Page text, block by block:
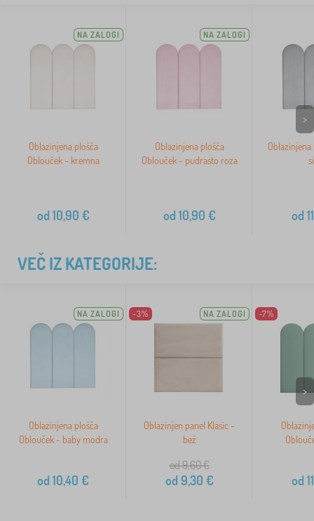
NA ZALOGI
Oblazinjena plošča
Oblouček - kremna
od 10,90 €
NA ZALOGI
Oblazinjena plošča
Oblouček - pudrasto roza
od 10,90 € od
>
VEČ IZ KATEGORIJE:
NA ZALOGI
Oblazinjena plošča
Oblouček - baby modra
od 10,40 €
-3% NA ZALOGI
Oblazinjen panel Klasic -
bež
od 9,60€
od 9,30 €
-7%
od
>